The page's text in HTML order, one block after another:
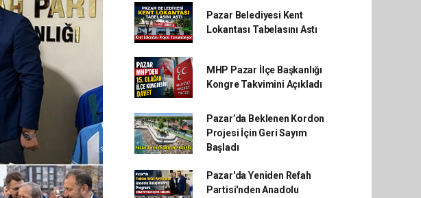
Pazar Belediyesi Kent
Lokantası Tabelasını Astı
MHP Pazar İlçe Başkanlığı
Kongre Takvimini Açıkladı
Pazar’da Beklenen Kordon
Projesi İçin Geri Sayım
Başladı
Pazar'da Yeniden Refah
Partisi'nden Anadolu